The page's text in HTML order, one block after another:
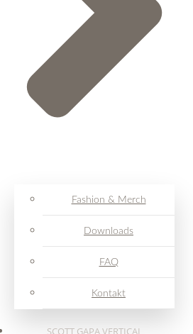
Fashion & Merch
Downloads
FAQ
Kontakt
SCOTT GAPA VERTICAL